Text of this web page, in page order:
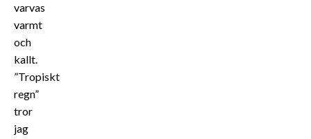
varvas
varmt
och
kallt.
”Tropiskt
regn”
tror
jag